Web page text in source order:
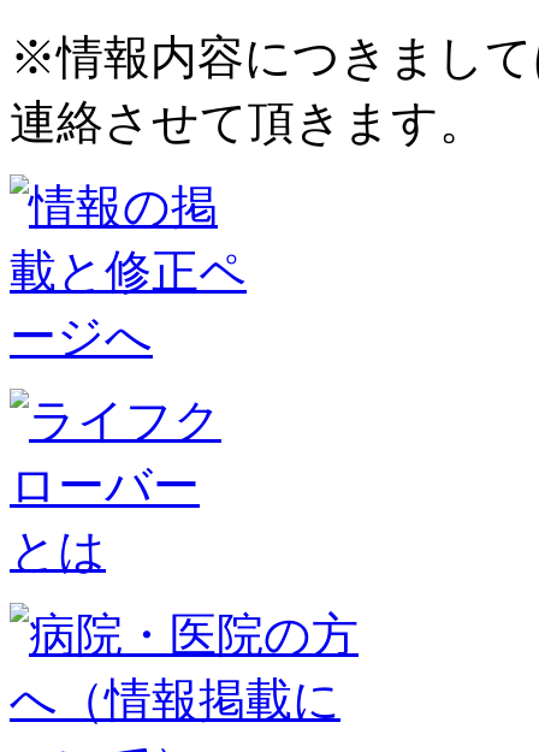
※情報内容につきまし
連絡させて頂きます。